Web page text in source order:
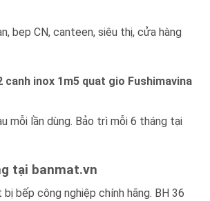
bep CN, canteen, siêu thị, cửa hàng
canh inox 1m5 quat gio Fushimavina
mỗi lần dùng. Bảo trì mỗi 6 tháng tại
tại banmat.vn
bếp công nghiệp chính hãng. BH 36